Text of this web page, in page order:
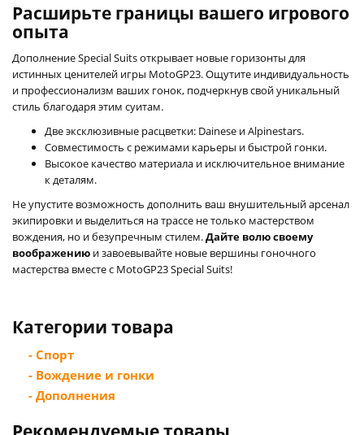
Расширьте границы вашего игрового
опыта
Дополнение Special Suits открывает новые горизонты для
истинных ценителей игры MotoGP23. Ощутите индивидуальность
и профессионализм ваших гонок, подчеркнув свой уникальный
стиль благодаря этим суитам.
Две эксклюзивные расцветки: Dainese и Alpinestars.
Совместимость с режимами карьеры и быстрой гонки.
Высокое качество материала и исключительное внимание
к деталям.
Не упустите возможность дополнить ваш внушительный арсенал
экипировки и выделиться на трассе не только мастерством
вождения, но и безупречным стилем.Дайте волю своему
воображению и завоевывайте новые вершины гоночного
мастерства вместе с MotoGP23 Special Suits!
Категории товара
- Спорт
- Вождение и гонки
- Дополнения